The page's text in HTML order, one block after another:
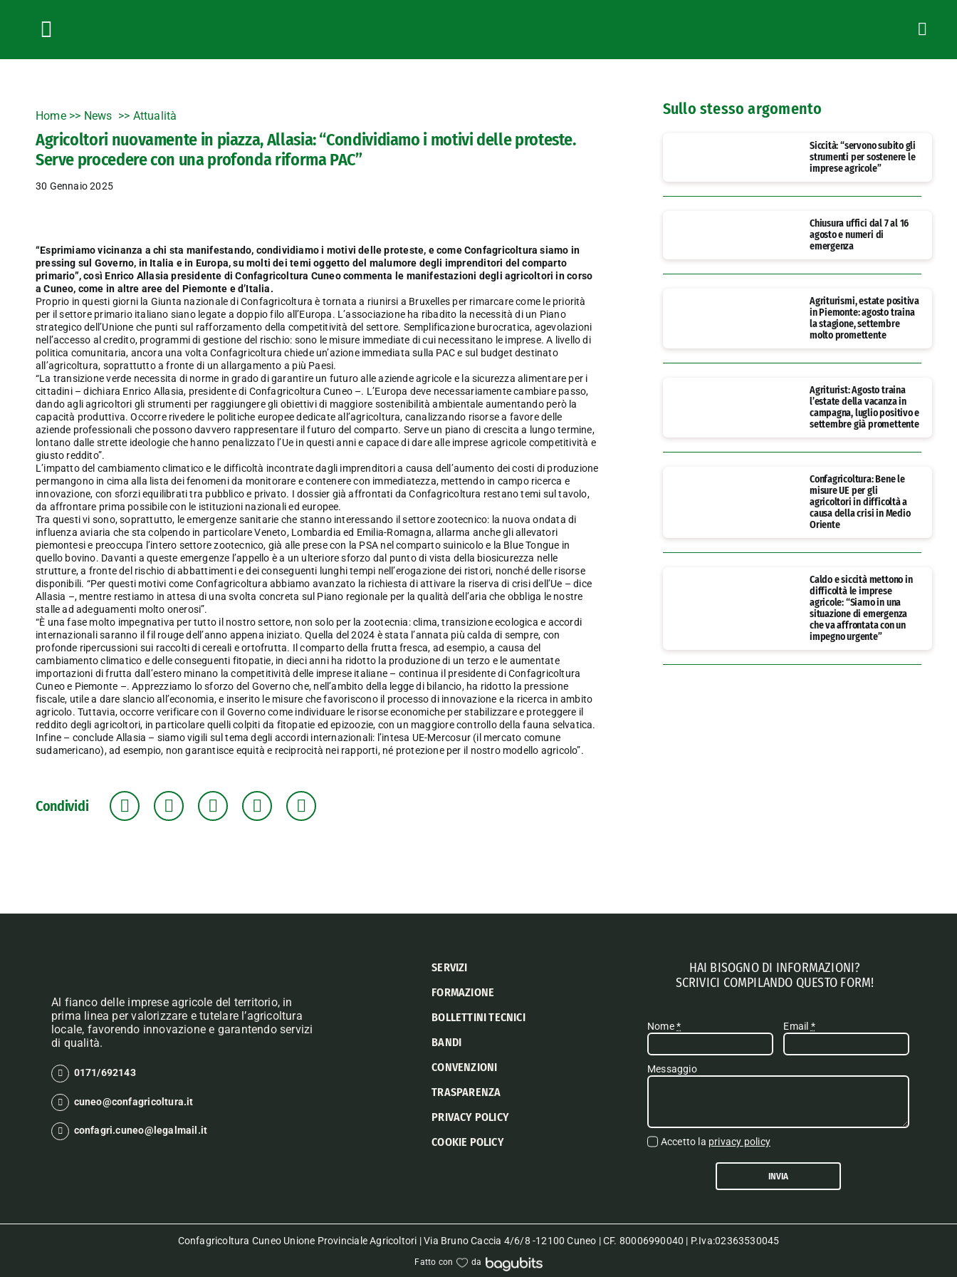
Toggle
Navigation
Home>> News Attualità
Agricoltori nuovamente in piazza, Allasia: “Condividiamo i motivi delle proteste.
Serve procedere con una profonda riforma PAC”
30 Gennaio 2025
“Esprimiamo vicinanza a chi sta manifestando, condividiamo i motivi delle proteste, e come Confagricoltura siamo in
pressing sul Governo, in Italia e in Europa, su molti dei temi oggetto del malumore degli imprenditori del comparto
primario”, così Enrico Allasia presidente di Confagricoltura Cuneo commenta le manifestazioni degli agricoltori in corso
a Cuneo, come in altre aree del Piemonte e d’Italia.
Proprio in questi giorni la Giunta nazionale di Confagricoltura è tornata a riunirsi a Bruxelles per rimarcare come le priorità
per il settore primario italiano siano legate a doppio filo all’Europa. L’associazione ha ribadito la necessità di un Piano
strategico dell’Unione che punti sul rafforzamento della competitività del settore. Semplificazione burocratica, agevolazioni
nell’accesso al credito, programmi di gestione del rischio: sono le misure immediate di cui necessitano le imprese. A livello di
politica comunitaria, ancora una volta Confagricoltura chiede un’azione immediata sulla PAC e sul budget destinato
all’agricoltura, soprattutto a fronte di un allargamento a più Paesi.
“La transizione verde necessita di norme in grado di garantire un futuro alle aziende agricole e la sicurezza alimentare per i
cittadini – dichiara Enrico Allasia, presidente di Confagricoltura Cuneo –. L’Europa deve necessariamente cambiare passo,
dando agli agricoltori gli strumenti per raggiungere gli obiettivi di maggiore sostenibilità ambientale aumentando però la
capacità produttiva. Occorre rivedere le politiche europee dedicate all’agricoltura, canalizzando risorse a favore delle
aziende professionali che possono davvero rappresentare il futuro del comparto. Serve un piano di crescita a lungo termine,
lontano dalle strette ideologie che hanno penalizzato l’Ue in questi anni e capace di dare alle imprese agricole competitività e
giusto reddito”.
L’impatto del cambiamento climatico e le difficoltà incontrate dagli imprenditori a causa dell’aumento dei costi di produzione
permangono in cima alla lista dei fenomeni da monitorare e contenere con immediatezza, mettendo in campo ricerca e
innovazione, con sforzi equilibrati tra pubblico e privato. I dossier già affrontati da Confagricoltura restano temi sul tavolo,
da affrontare prima possibile con le istituzioni nazionali ed europee.
Tra questi vi sono, soprattutto, le emergenze sanitarie che stanno interessando il settore zootecnico: la nuova ondata di
influenza aviaria che sta colpendo in particolare Veneto, Lombardia ed Emilia-Romagna, allarma anche gli allevatori
piemontesi e preoccupa l’intero settore zootecnico, già alle prese con la PSA nel comparto suinicolo e la Blue Tongue in
quello bovino. Davanti a queste emergenze l’appello è a un ulteriore sforzo dal punto di vista della biosicurezza nelle
strutture, a fronte del rischio di abbattimenti e dei conseguenti lunghi tempi nell’erogazione dei ristori, nonché delle risorse
disponibili. “Per questi motivi come Confagricoltura abbiamo avanzato la richiesta di attivare la riserva di crisi dell’Ue – dice
Allasia –, mentre restiamo in attesa di una svolta concreta sul Piano regionale per la qualità dell’aria che obbliga le nostre
stalle ad adeguamenti molto onerosi”.
“È una fase molto impegnativa per tutto il nostro settore, non solo per la zootecnia: clima, transizione ecologica e accordi
internazionali saranno il fil rouge dell’anno appena iniziato. Quella del 2024 è stata l’annata più calda di sempre, con
profonde ripercussioni sui raccolti di cereali e ortofrutta. Il comparto della frutta fresca, ad esempio, a causa del
cambiamento climatico e delle conseguenti fitopatie, in dieci anni ha ridotto la produzione di un terzo e le aumentate
importazioni di frutta dall’estero minano la competitività delle imprese italiane – continua il presidente di Confagricoltura
Cuneo e Piemonte –. Apprezziamo lo sforzo del Governo che, nell’ambito della legge di bilancio, ha ridotto la pressione
fiscale, utile a dare slancio all’economia, e inserito le misure che favoriscono il processo di innovazione e la ricerca in ambito
agricolo. Tuttavia, occorre verificare con il Governo come individuare le risorse economiche per stabilizzare e proteggere il
reddito degli agricoltori, in particolare quelli colpiti da fitopatie ed epizoozie, con un maggiore controllo della fauna selvatica.
Infine – conclude Allasia – siamo vigili sul tema degli accordi internazionali: l’intesa UE-Mercosur (il mercato comune
sudamericano), ad esempio, non garantisce equità e reciprocità nei rapporti, né protezione per il nostro modello agricolo”.
Condividi
Sullo stesso argomento
Siccità: “servono subito gli
strumenti per sostenere le
imprese agricole”
Chiusura uffici dal 7 al 16
agosto e numeri di
emergenza
Agriturismi, estate positiva
in Piemonte: agosto traina
la stagione, settembre
molto promettente
Agriturist: Agosto traina
l’estate della vacanza in
campagna, luglio positivo e
settembre già promettente
Confagricoltura: Bene le
misure UE per gli
agricoltori in difficoltà a
causa della crisi in Medio
Oriente
Caldo e siccità mettono in
difficoltà le imprese
agricole: “Siamo in una
situazione di emergenza
che va affrontata con un
impegno urgente”
Al fianco delle imprese agricole del territorio, in
prima linea per valorizzare e tutelare l’agricoltura
locale, favorendo innovazione e garantendo servizi
di qualità.
0171/692143
cuneo@confagricoltura.it
confagri.cuneo@legalmail.it
SERVIZI
FORMAZIONE
BOLLETTINI TECNICI
BANDI
CONVENZIONI
TRASPARENZA
PRIVACY POLICY
COOKIE POLICY
HAI BISOGNO DI INFORMAZIONI?
SCRIVICI COMPILANDO QUESTO FORM!
Nome* Email *
Messaggio
Accetto la privacy policy
INVIA
Confagricoltura Cuneo Unione Provinciale Agricoltori | Via Bruno Caccia 4/6/8 -12100 Cuneo | CF. 80006990040 | P.Iva:02363530045
Fatto con da